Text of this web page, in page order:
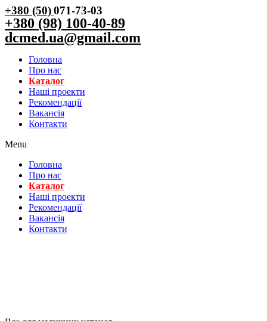
+380 (50)071-73-03
+380 (98) 100-40-89
dcmed.ua@gmail.com
Головна
Про нас
Каталог
Нашi проекти
Рекомендації
Вакансiя
Контакти
Menu
Головна
Про нас
Каталог
Нашi проекти
Рекомендації
Вакансiя
Контакти